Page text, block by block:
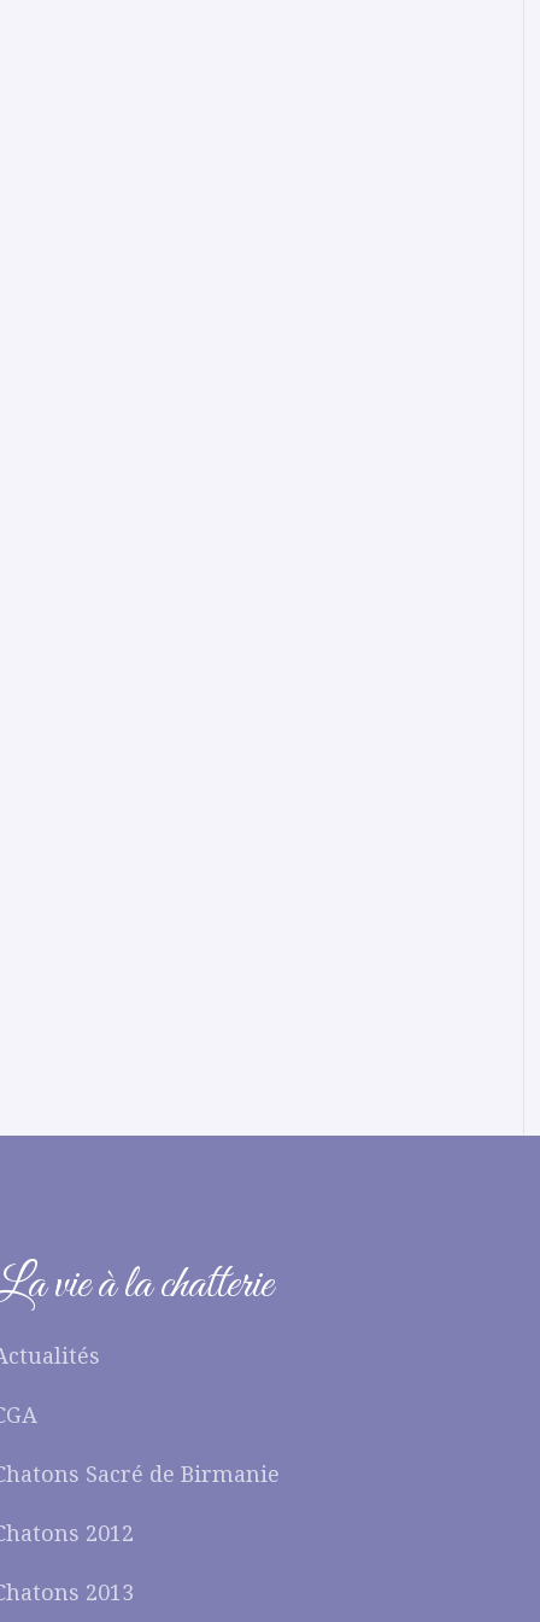
vie à la chatterie
Sacré de Birmanie
2012
2013